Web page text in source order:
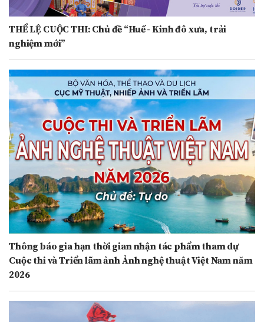
THỂ LỆ CUỘC THI: Chủ đề “Huế - Kinh đô xưa, trải
nghiệm mới”
Thông báo gia hạn thời gian nhận tác phẩm tham dự
Cuộc thi và Triển lãm ảnh Ảnh nghệ thuật Việt Nam năm
2026